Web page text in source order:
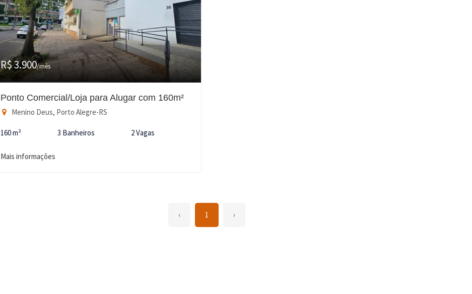
R$ 3.900/mês
Ponto Comercial/Loja para Alugar com 160m²
Menino Deus, Porto Alegre-RS
160 m² 3 Banheiros 2 Vagas
Mais informações
‹ 1 ›